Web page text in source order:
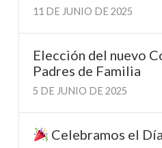
11 DE JUNIO DE 2025
Elección del nuevo
Padres de Familia
5 DE JUNIO DE 2025
Celebramos el